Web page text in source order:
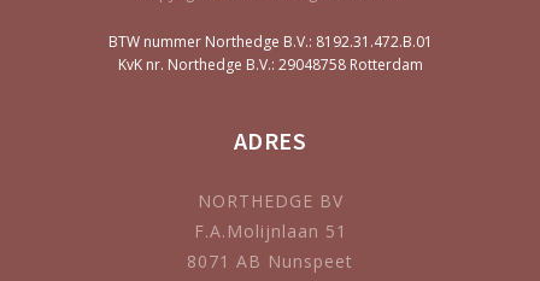
BTW nummer Northedge B.V.: 8192.31.472.B.01
KvK nr. Northedge B.V.: 29048758 Rotterdam
ADRES
NORTHEDGE BV
F.A.Molijnlaan 51
8071 AB Nunspeet